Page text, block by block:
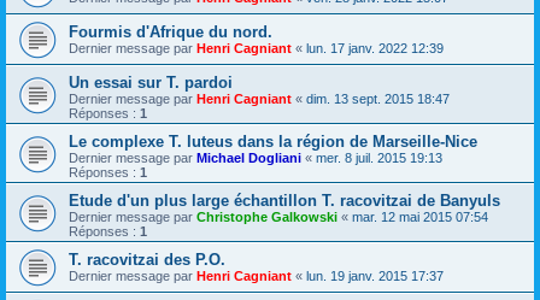
Fourmis d'Afrique du nord.
Dernier message par Henri Cagniant « lun. 17 janv. 2022 12:39
Un essai sur T. pardoi
Dernier message par Henri Cagniant « dim. 13 sept. 2015 18:47
Réponses : 1
Le complexe T. luteus dans la région de Marseille-Nice
Dernier message par Michael Dogliani « mer. 8 juil. 2015 19:13
Réponses : 1
Etude d'un plus large échantillon T. racovitzai de Banyuls
Dernier message par Christophe Galkowski « mar. 12 mai 2015 07:54
Réponses : 1
T. racovitzai des P.O.
Dernier message par Henri Cagniant « lun. 19 janv. 2015 17:37